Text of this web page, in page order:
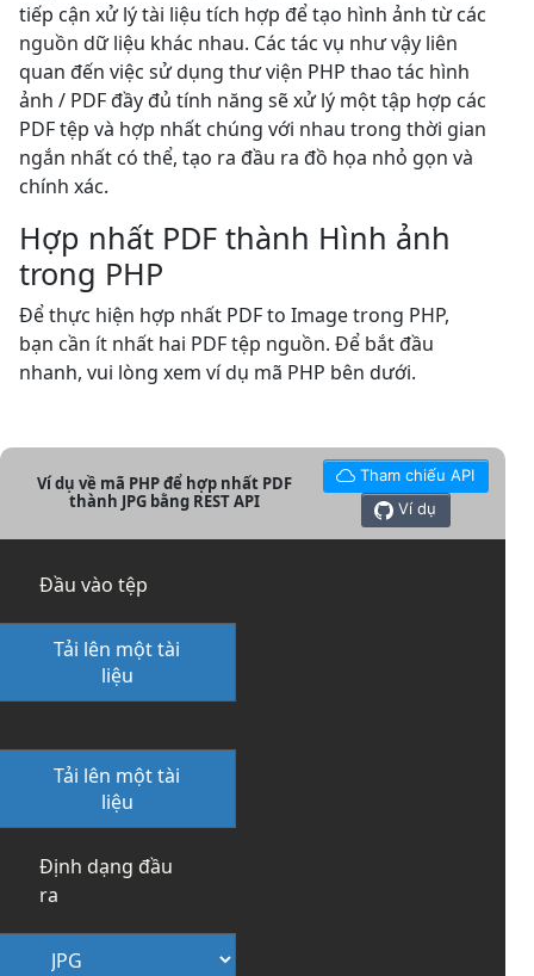
tiếp cận xử lý tài liệu tích hợp để tạo hình ảnh từ các
nguồn dữ liệu khác nhau. Các tác vụ như vậy liên
quan đến việc sử dụng thư viện PHP thao tác hình
ảnh / PDF đầy đủ tính năng sẽ xử lý một tập hợp các
PDF tệp và hợp nhất chúng với nhau trong thời gian
ngắn nhất có thể, tạo ra đầu ra đồ họa nhỏ gọn và
chính xác.
Hợp nhất PDF thành Hình ảnh
trong PHP
Để thực hiện hợp nhất PDF to Image trong PHP,
bạn cần ít nhất hai PDF tệp nguồn. Để bắt đầu
nhanh, vui lòng xem ví dụ mã PHP bên dưới.
Ví dụ về mã PHP để hợp nhất PDF
thành JPG bằng REST API
Tham chiếu API
Ví dụ
Đầu vào tệp
Tải lên một tài
liệu
Tải lên một tài
liệu
Định dạng đầu
ra